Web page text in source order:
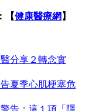
【健康醫療網 】
分享２轉念實
夏季心肌梗塞危
告：這１項「隱